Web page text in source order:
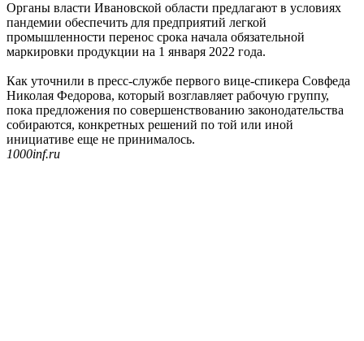
Органы власти Ивановской области предлагают в условиях
пандемии обеспечить для предприятий легкой
промышленности перенос срока начала обязательной
маркировки продукции на 1 января 2022 года.
Как уточнили в пресс-службе первого вице-спикера Совфеда
Николая Федорова, который возглавляет рабочую группу,
пока предложения по совершенствованию законодательства
собираются, конкретных решений по той или иной
инициативе еще не принималось.
1000inf.ru